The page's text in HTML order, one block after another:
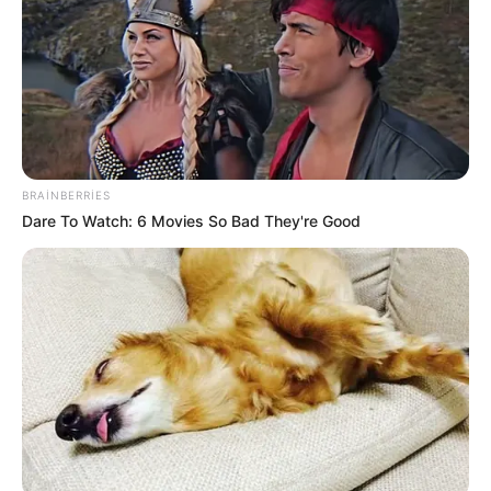
10:48 / 06 Avqust 2026 CƏMİYYƏT
Ekoloqdan ekoloji bərpa ilə bağlı
MÜHÜM AÇIQLAMA: Hansı hallarda
müdaxilə qaçılmazdır?
22
BRAINBERRIES
Dare To Watch: 6 Movies So Bad They're Good